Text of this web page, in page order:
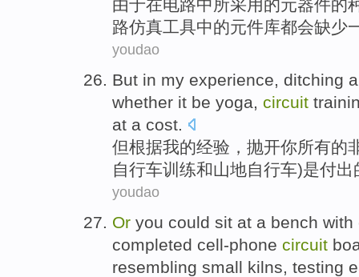
由于在电路中所采用的元器件的
路仿真工具中的元件库都会缺少
youdao
But in my experience, ditching
whether it be yoga, circuit
at a cost.
但根据我的经验 ， 抛开你所有的
自行车训练和山地自行车)是付
youdao
Or you could sit at a bench with
completed cell-phone circuit
resembling small kilns, testing